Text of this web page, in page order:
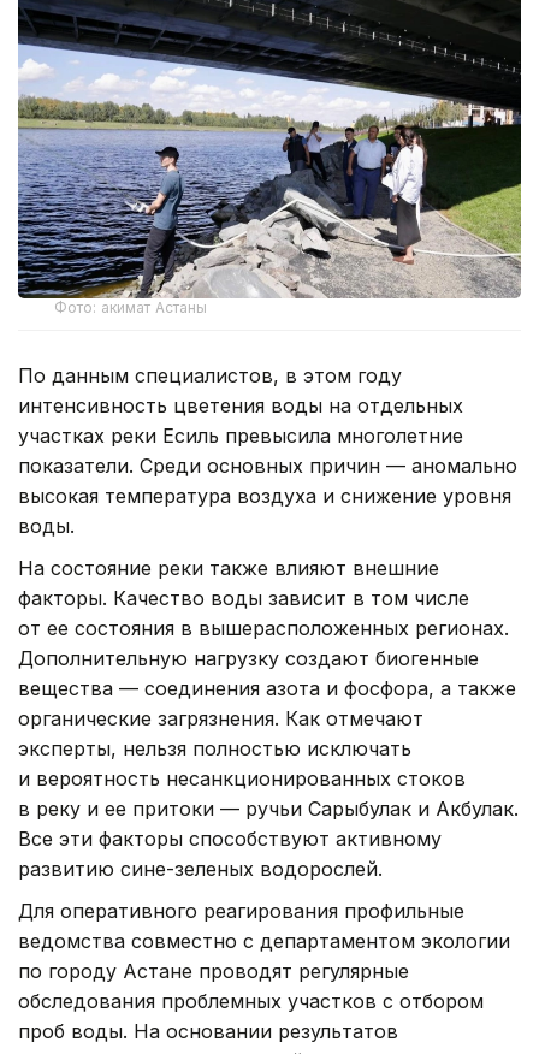
Фото: акимат Астаны
По данным специалистов, в этом году
интенсивность цветения воды на отдельных
участках реки Есиль превысила многолетние
показатели. Среди основных причин — аномально
высокая температура воздуха и снижение уровня
воды.
На состояние реки также влияют внешние
факторы. Качество воды зависит в том числе
от ее состояния в вышерасположенных регионах.
Дополнительную нагрузку создают биогенные
вещества — соединения азота и фосфора, а также
органические загрязнения. Как отмечают
эксперты, нельзя полностью исключать
и вероятность несанкционированных стоков
в реку и ее притоки — ручьи Сарыбулак и Акбулак.
Все эти факторы способствуют активному
развитию сине-зеленых водорослей.
Для оперативного реагирования профильные
ведомства совместно с департаментом экологии
по городу Астане проводят регулярные
обследования проблемных участков с отбором
проб воды. На основании результатов